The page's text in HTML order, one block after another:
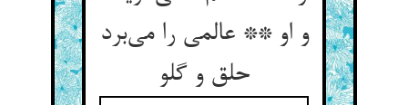
و او ** عالمی را می‌برد
حلق و گلو